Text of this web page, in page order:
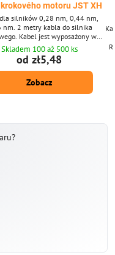
motoru JST XH
silników 0,28 nm, 0,44 nm,
nm. 2 metry kabla do silnika
Kabel jest wyposażony w
zakończenia. Z jednej strony
silnika (zaciska PH2,0) Po
stronie JST-XH 2.54 (SKR, MKS
itp. Płyty sterujące).
Skladem 100 až 500 ks
od zł5,48
Zobacz